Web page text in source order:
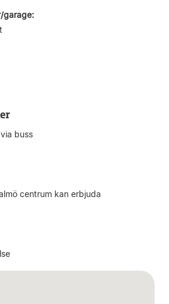
garage:
buss
centrum kan erbjuda